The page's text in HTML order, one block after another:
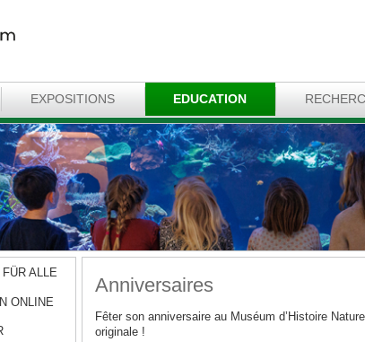
EXPOSITIONS EDUCATION
ALLE
ONLINE
Anniversaires
Fêter son anniversaire au Muséum d’Histoire
originale !